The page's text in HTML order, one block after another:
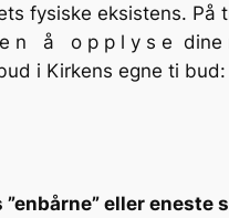
fysiske eksistens.
n å o p p l y s e dine
i Kirkens egne ti bud:
eller